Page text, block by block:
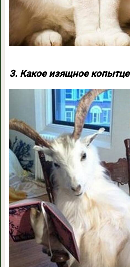
3. Какое изящное копытце